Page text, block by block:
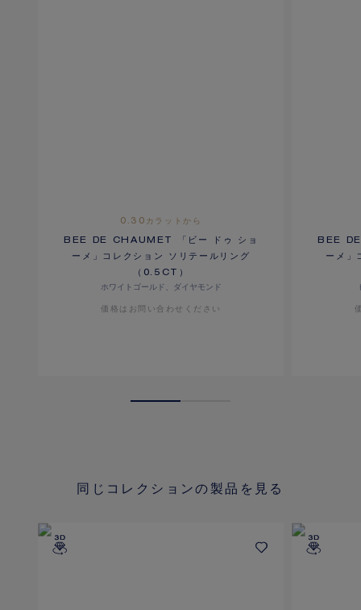
0.30カラットから
BEE DE CHAUMET 「ビー ドゥ ショ
ーメ」コレクション ソリテールリング
（0.5CT）
ホワイトゴールド、ダイヤモンド
価格は​お問い合わせください
BEE
ーメ」
同じコレクションの製品を見る